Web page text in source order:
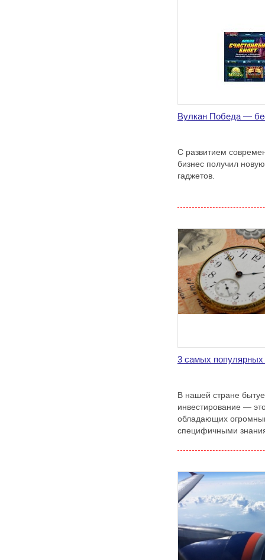
Вулкан Победа —
С развитием
бизнес получил
гаджетов.
3 самых популярных
В нашей стране
инвестирование —
обладающих
специфичными